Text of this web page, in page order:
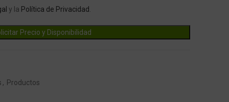
y la Política de Privacidad
, Productos